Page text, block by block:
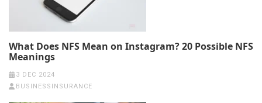
What Does NFS Mean on Instagram? 20 Possible NFS
Meanings
3 DEC 2024
BUSINESSINSURANCE